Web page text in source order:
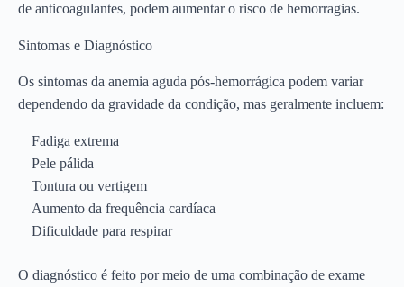
de anticoagulantes, podem aumentar o risco de hemorragias.
Sintomas e Diagnóstico
Os sintomas da anemia aguda pós-hemorrágica podem variar
dependendo da gravidade da condição, mas geralmente incluem:
Fadiga extrema
Pele pálida
Tontura ou vertigem
Aumento da frequência cardíaca
Dificuldade para respirar
O diagnóstico é feito por meio de uma combinação de exame